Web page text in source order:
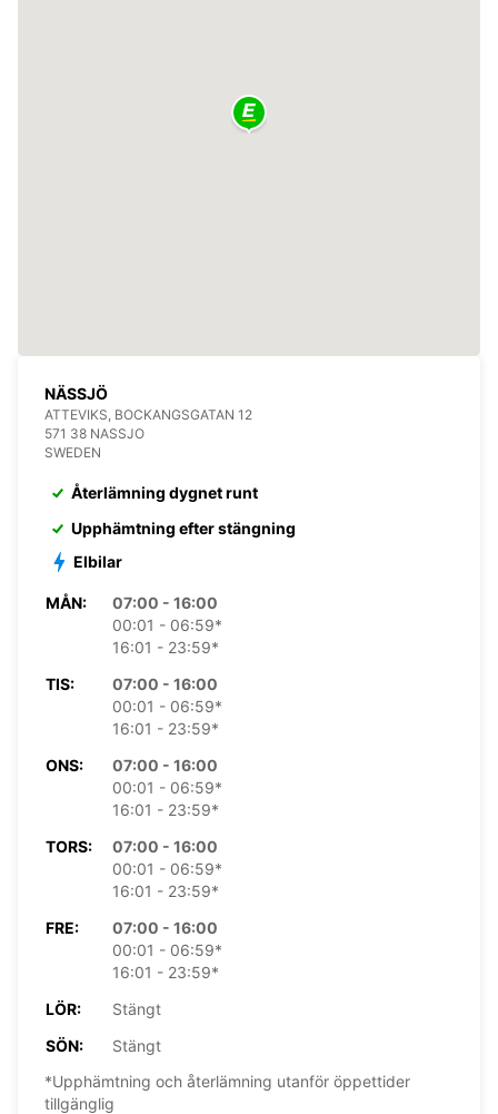
NÄSSJÖ
ATTEVIKS, BOCKANGSGATAN 12
571 38 NASSJO
SWEDEN
Återlämning dygnet runt
Upphämtning efter stängning
Elbilar
MÅN:
07:00 - 16:00
00:01 - 06:59*
16:01 - 23:59*
TIS:
07:00 - 16:00
00:01 - 06:59*
16:01 - 23:59*
ONS:
07:00 - 16:00
00:01 - 06:59*
16:01 - 23:59*
TORS:
07:00 - 16:00
00:01 - 06:59*
16:01 - 23:59*
FRE:
07:00 - 16:00
00:01 - 06:59*
16:01 - 23:59*
LÖR:
Stängt
SÖN:
Stängt
*Upphämtning och återlämning utanför öppettider
tillgänglig